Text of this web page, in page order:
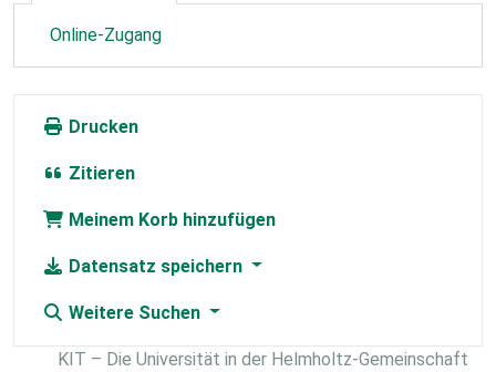
Online-Zugang
Drucken
Zitieren
Meinem Korb hinzufügen
Datensatz speichern
Weitere Suchen
KIT – Die Universität in der Helmholtz-Gemeinschaft